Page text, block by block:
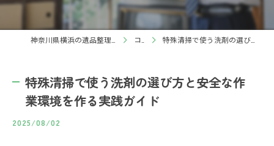
コラム 特殊清掃で使う洗剤の選び方と安全な作業環境を作る実践ガイド
特殊清掃で使う洗剤の選び方と安全な作
業環境を作る実践ガイド
2025/08/02